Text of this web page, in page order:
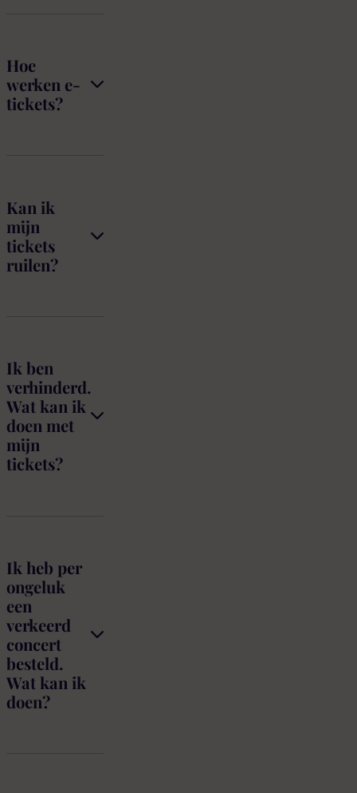
Hoe
werken e-
tickets?
Kan ik
mijn
tickets
ruilen?
Ik ben
verhinderd.
Wat kan ik
doen met
mijn
tickets?
Ik heb per
ongeluk
een
verkeerd
concert
besteld.
Wat kan ik
doen?